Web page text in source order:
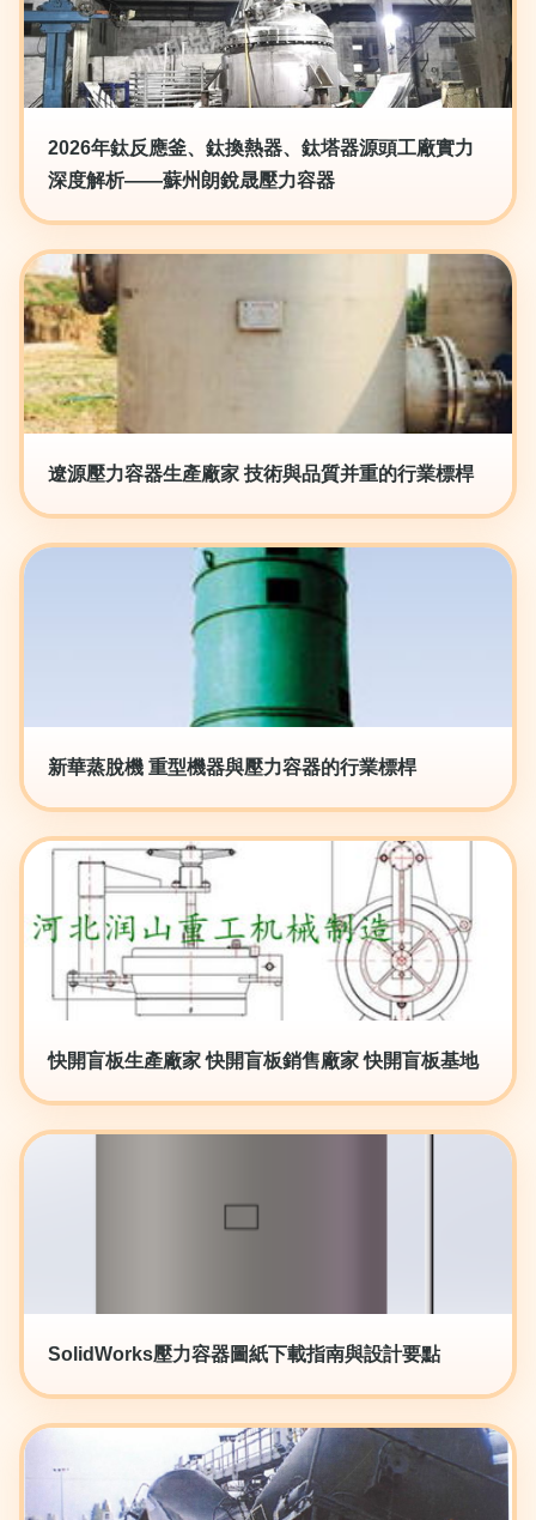
2026年鈦反應釜、鈦換熱器、鈦塔器源頭工廠實力
深度解析——蘇州朗銳晟壓力容器
遼源壓力容器生產廠家 技術與品質并重的行業標桿
新華蒸脫機 重型機器與壓力容器的行業標桿
快開盲板生產廠家 快開盲板銷售廠家 快開盲板基地
SolidWorks壓力容器圖紙下載指南與設計要點